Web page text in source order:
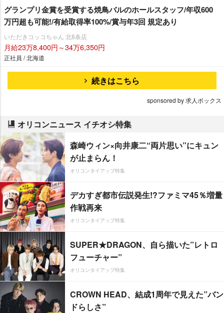
グランプリ金賞を受賞する焼鳥バルのホールスタッフ/年収600
万円超も可能!/有給取得率100%/賞与年3回 規定あり
いただきコッコちゃん 北8条店
月給23万8,400円～34万6,350円
正社員 / 北海道
続きはこちら
sponsored by 求人ボックス
オリコンニュース イチオシ特集
森崎ウィン×向井康二“両片思い”にキュン
が止まらん！
オリコンタイアップ特集
デカすぎ都市伝説発生!?ファミマ45％増量
作戦再来
オリコンタイアップ特集
SUPER★DRAGON、自ら描いた”レトロ
フューチャー”
オリコンタイアップ特集
CROWN HEAD、結成1周年で見えた”バン
ドらしさ”